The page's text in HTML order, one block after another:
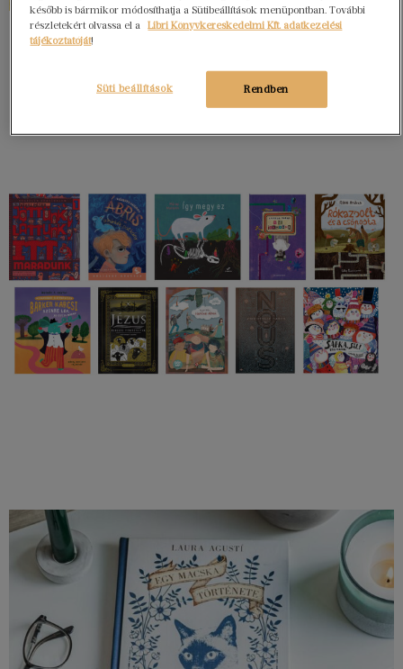
később is bármikor módosíthatja a Sütibeállítások menüpontban. További
részletekért olvassa el a
Libri Könyvkereskedelmi Kft. adatkezelési
tájékoztatóját!
Rendben
Süti beállítások